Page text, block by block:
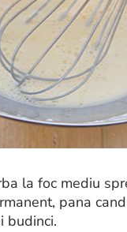
la foc mediu
pana
budinci.